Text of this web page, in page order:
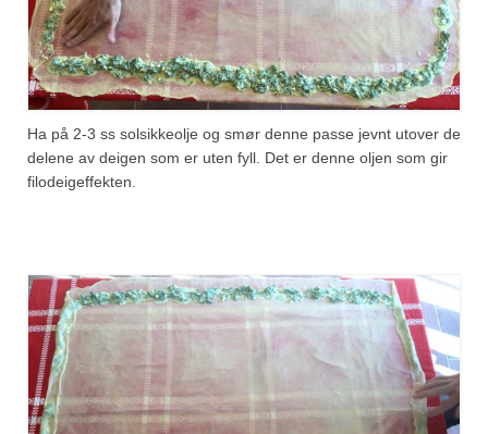
Ha på 2-3 ss solsikkeolje og smør denne passe jevnt utover de
delene av deigen som er uten fyll. Det er denne oljen som gir
filodeigeffekten.